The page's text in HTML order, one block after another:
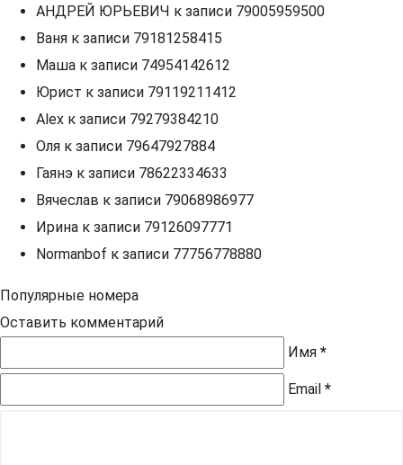
АНДРЕЙ ЮРЬЕВИЧ к записи 79005959500
Ваня к записи 79181258415
Маша к записи 74954142612
Юрист к записи 79119211412
Alex к записи 79279384210
Оля к записи 79647927884
Гаянэ к записи 78622334633
Вячеслав к записи 79068986977
Ирина к записи 79126097771
Normanbof к записи 77756778880
Популярные номера
Оставить комментарий
Имя *
Email *